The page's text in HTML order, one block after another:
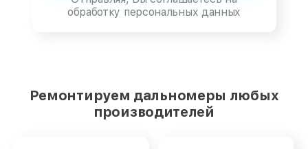
обработку персональных данных
Ремонтируем дальномеры любых
производителей